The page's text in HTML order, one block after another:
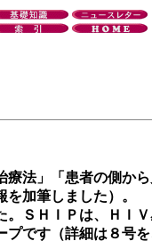
法」「患者の側か
を加筆しました）
ＳＨＩＰは、ＨＩ
です（詳細は８号を